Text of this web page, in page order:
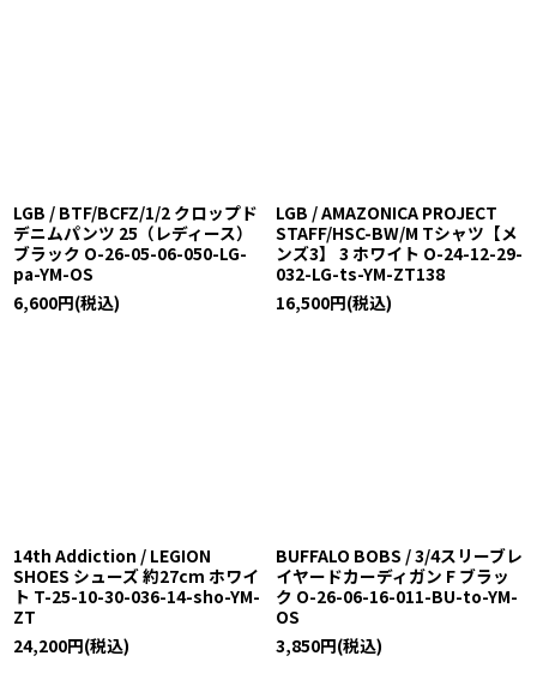
LGB / BTF/BCFZ/1/2 クロップド
デニムパンツ 25（レディース）
ブラック O-26-05-06-050-LG-
pa-YM-OS
6,600円(税込)
LGB / AMAZONICA PROJECT
STAFF/HSC-BW/M Tシャツ【メ
ンズ3】 3 ホワイト O-24-12-29-
032-LG-ts-YM-ZT138
16,500円(税込)
14th Addiction / LEGION
SHOES シューズ 約27cm ホワイ
ト T-25-10-30-036-14-sho-YM-
ZT
24,200円(税込)
BUFFALO BOBS / 3/4スリーブレ
イヤードカーディガン F ブラッ
ク O-26-06-16-011-BU-to-YM-
OS
3,850円(税込)